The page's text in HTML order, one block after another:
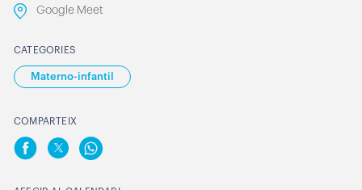
Google Meet
CATEGORIES
Materno-infantil
COMPARTEIX